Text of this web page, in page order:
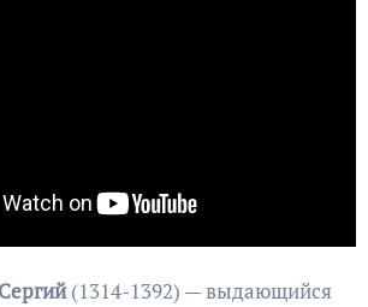
(1314-1392) — выдающийся